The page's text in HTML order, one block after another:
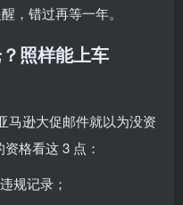
，错过再等一年。
照样能上车
马逊大促邮件就以为没资
格看这 3 点：
规记录；